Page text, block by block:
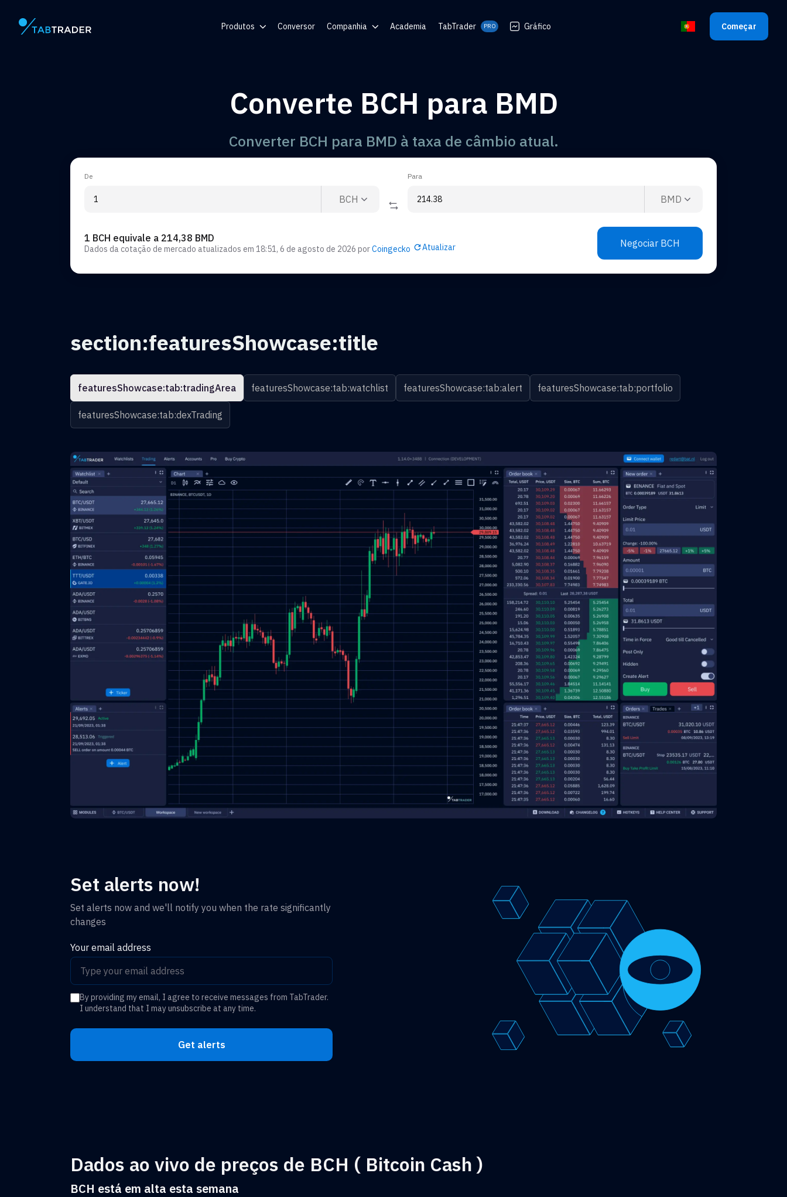
Página principal Produtos
Gerador QR
Conversor Companhia Academia TabTrader PRO Gráfico Selecione o idioma
Começar
Converte BCH para BMD
Converter BCH para BMD à taxa de câmbio atual.
De
BCH
Para
BMD
1 BCH equivale a 214,38 BMD
Dados da cotação de mercado atualizados em 18:51, 6 de agosto de 2026 porCoingecko Atualizar Negociar BCH
section:featuresShowcase:title
featuresShowcase:tab:tradingArea featuresShowcase:tab:watchlist featuresShowcase:tab:alert featuresShowcase:tab:portfolio
featuresShowcase:tab:dexTrading
Set alerts now!
Set alerts now and we'll notify you when the rate significantly
changes
Your email address
By providing my email, I agree to receive messages from TabTrader.
I understand that I may unsubscribe at any time.
Get alerts
Dados ao vivo de preços de BCH ( Bitcoin Cash )
BCH está em alta esta semana